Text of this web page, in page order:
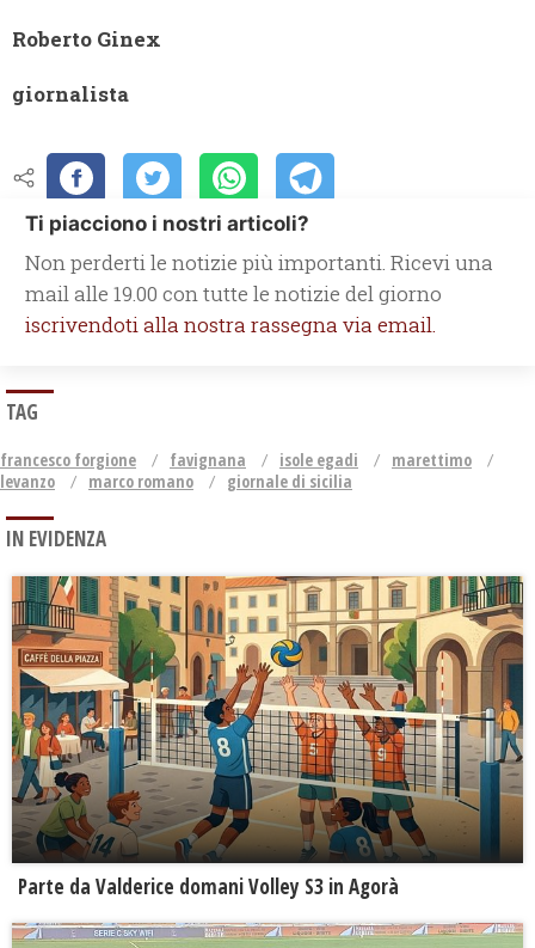
Roberto Ginex
giornalista
Ti piacciono i nostri articoli?
Non perderti le notizie più importanti. Ricevi una
mail alle 19.00 con tutte le notizie del giorno
iscrivendoti alla nostra rassegna via email.
TAG
francesco forgione favignana isole egadi
marettimo
levanzo
marco romano giornale di sicilia
IN EVIDENZA
Parte da Valderice domani Volley S3 in Agorà